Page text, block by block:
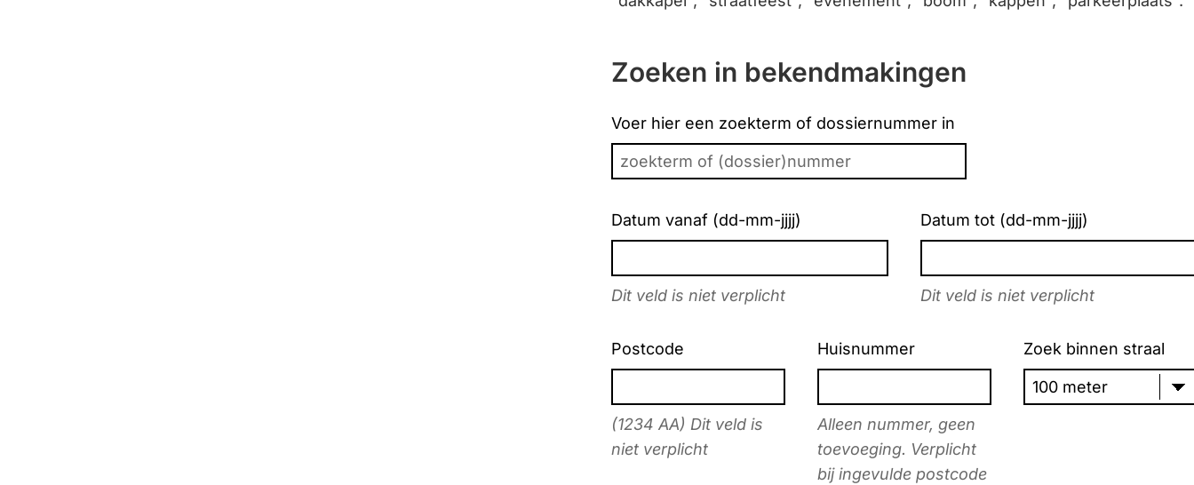
Zoeken in bekendmakingen
Voer hier een zoekterm of dossiernummer in
Datum vanaf (dd-mm-jjjj)
Dit veld is niet verplicht
Datum tot (dd-mm-jjjj)
Dit veld is niet verplicht
Postcode
(1234 AA) Dit veld is
niet verplicht
Huisnummer
Alleen nummer, geen
toevoeging. Verplicht
bij ingevulde postcode
Zoek binnen straal